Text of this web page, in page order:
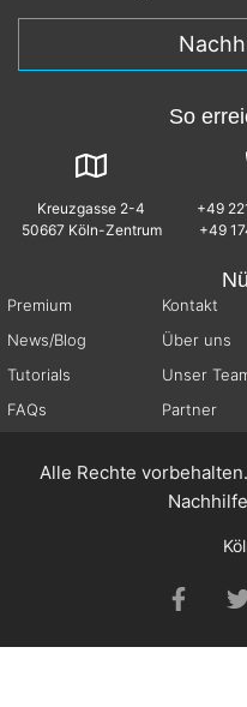
So
Kreuzgasse 2-4
50667 Köln-Zentrum
+49
+49
Premium
News/Blog
Tutorials
FAQs
Kontakt
Über uns
Unser
Partner
Alle Rechte